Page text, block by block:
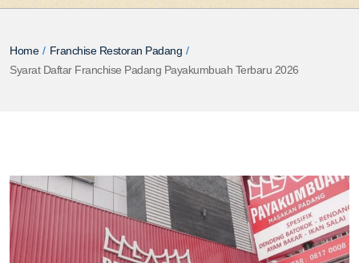
Home / Franchise Restoran Padang /
Syarat Daftar Franchise Padang Payakumbuah Terbaru 2026